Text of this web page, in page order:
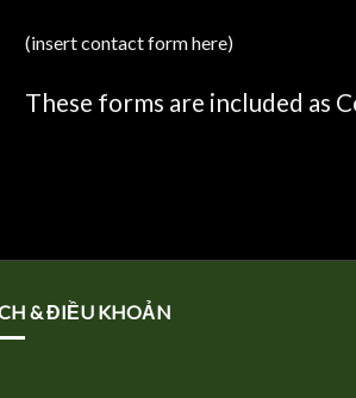
(insert contact form here)
These forms are included as
& ĐIỀU KHOẢN